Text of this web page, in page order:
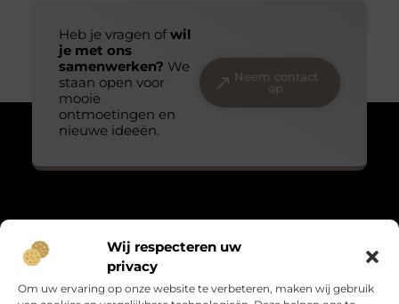
Wij respecteren uw
privacy
Om uw ervaring op onze website te verbeteren, maken wij gebruik
Heb je vragen ofwil
je met ons
samenwerken? We
staan open voor
mooie
ontmoetingen en
nieuwe ideeën.
Neem contact
op
Over Massage praktijk de bron
“Teder, echt en met oog voor detail.”
geluk, persoonlijke groei en leven met gevoel. Warme verhalen